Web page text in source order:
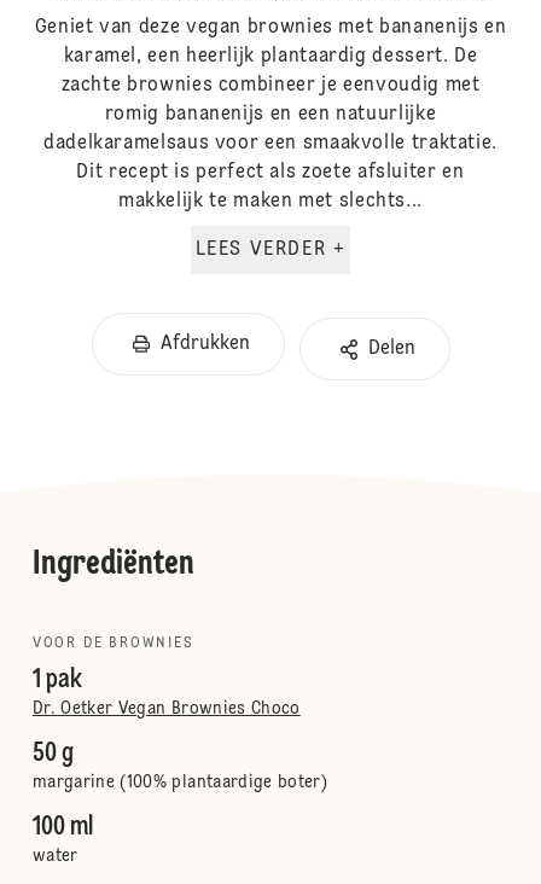
Geniet van deze vegan brownies met bananenijs en
karamel, een heerlijk plantaardig dessert. De
zachte brownies combineer je eenvoudig met
romig bananenijs en een natuurlijke
dadelkaramelsaus voor een smaakvolle traktatie.
Dit recept is perfect als zoete afsluiter en
makkelijk te maken met slechts...
LEES VERDER +
Afdrukken Delen
Ingrediënten
VOOR DE BROWNIES
1 pak
Dr. Oetker Vegan Brownies Choco
50 g
margarine (100% plantaardige boter)
100 ml
water